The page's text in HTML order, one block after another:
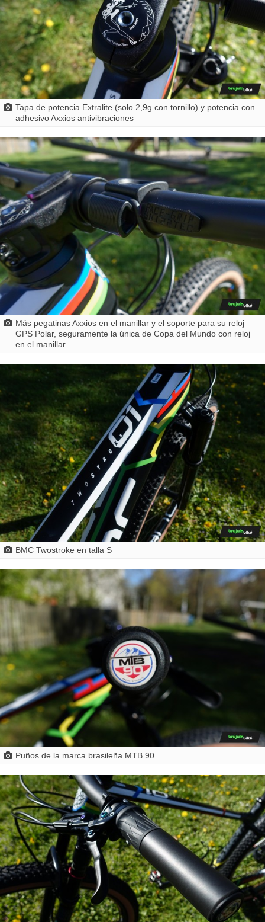
Tapa de potencia Extralite (solo 2,9g con tornillo) y potencia con
adhesivo Axxios antivibraciones
Más pegatinas Axxios en el manillar y el soporte para su reloj
GPS Polar, seguramente la única de Copa del Mundo con reloj
en el manillar
BMC Twostroke en talla S
Puños de la marca brasileña MTB 90